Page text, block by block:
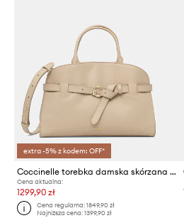
extra -5% z kodem: OFF*
Coccinelle torebka damska skórzana SABINE
Cena aktualna:
1299,90 zł
Cena regularna:1849,90 zł
Najniższa cena:1399,90 zł